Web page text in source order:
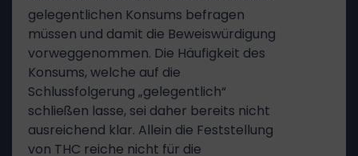
gelegentlichen Konsums befragen
müssen und damit die Beweiswürdigung
vorweggenommen. Die Häufigkeit des
Konsums, welche auf die
Schlussfolgerung „gelegentlich“
schließen lasse, sei daher bereits nicht
ausreichend klar. Allein die Feststellung
von THC reiche nicht für die